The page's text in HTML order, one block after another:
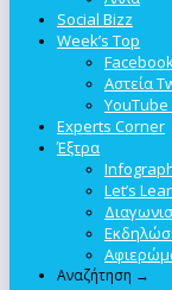
Social Bizz
Week’s Top
Αστεία
YouTube
Experts Corner
Έξτρα
Let’s
Αναζήτηση →